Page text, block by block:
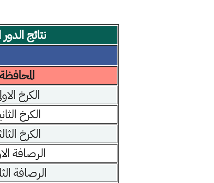
نتائج
المحافظة
الكرخ
الكرخ
الكرخ
الرصافة
الرصافة